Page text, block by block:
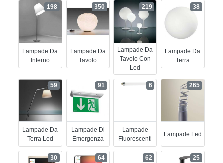
Lampade Da
Interno
198
Lampade Da
Tavolo
350
Lampade Da
Tavolo Con
Led
219
Lampade Da
Terra
38
Lampade Da
Terra Led
59
Lampade Di
Emergenza
91
Lampade
Fluorescenti
6
Lampade Led
265
30 64 62 25